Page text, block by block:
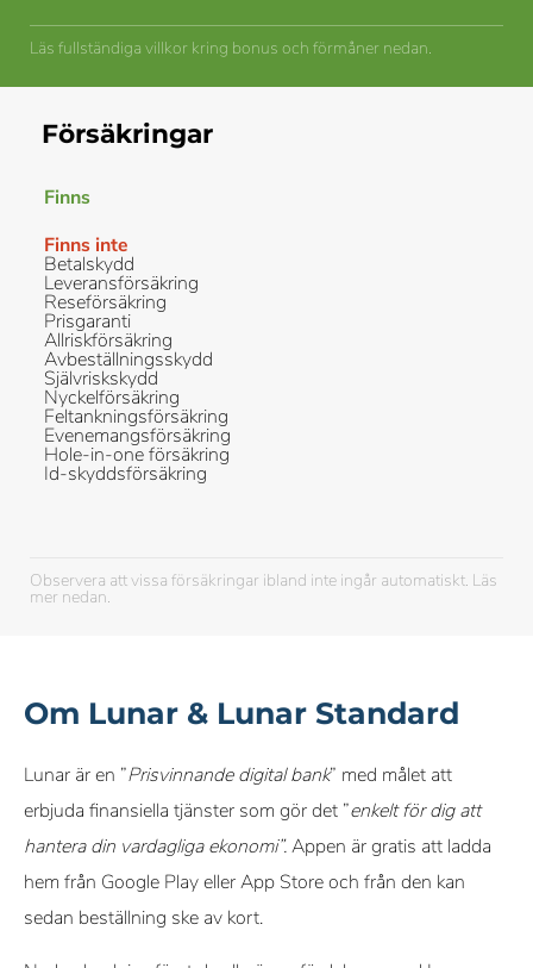
Läs fullständiga villkor kring bonus och förmåner nedan.
Försäkringar
Finns
Finns inte
Betalskydd
Leveransförsäkring
Reseförsäkring
Prisgaranti
Allriskförsäkring
Avbeställningsskydd
Självriskskydd
Nyckelförsäkring
Feltankningsförsäkring
Evenemangsförsäkring
Hole-in-one försäkring
Id-skyddsförsäkring
Observera att vissa försäkringar ibland inte ingår automatiskt. Läs
mer nedan.
Om Lunar & Lunar Standard
Lunar är en ”Prisvinnande digital bank” med målet att
erbjuda finansiella tjänster som gör det ”enkelt för dig att
hantera din vardagliga ekonomi”.Appen är gratis att ladda
hem från Google Play eller App Store och från den kan
sedan beställning ske av kort.